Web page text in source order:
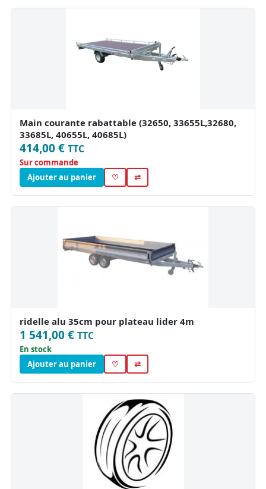
Main courante rabattable (32650, 33655L,32680,
33685L, 40655L, 40685L)
414,00 € TTC
Sur commande
Ajouter au panier
♡ ⇄
ridelle alu 35cm pour plateau lider 4m
1 541,00 € TTC
En stock
Ajouter au panier
♡ ⇄